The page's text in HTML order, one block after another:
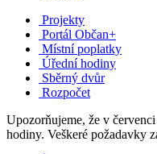
Projekty
Portál Občan+
Místní poplatky
Úřední hodiny
Sběrný dvůr
Rozpočet
Upozorňujeme, že v
hodiny. Veškeré požadavky